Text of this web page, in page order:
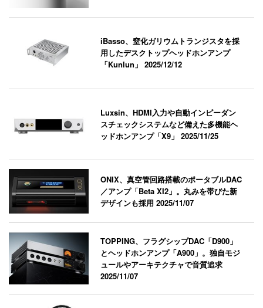
iBasso、窒化ガリウムトランジスタを採
用したデスクトップヘッドホンアンプ
「Kunlun」2025/12/12
Luxsin、HDMI入力や自動インピーダン
スチェックシステムなど備えた多機能ヘ
ッドホンアンプ「X9」2025/11/25
ONIX、真空管回路搭載のポータブルDAC
／アンプ「Beta XI2」。丸みを帯びた新
デザインも採用2025/11/07
TOPPING、フラグシップDAC「D900」
とヘッドホンアンプ「A900」。独自モジ
ュールやアーキテクチャで音質追求
2025/11/07